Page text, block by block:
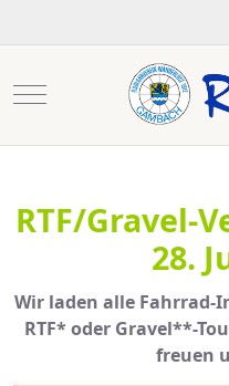
Mobile Menu Toggle
RTF/Gravel-
28.
Wir laden alle Fahrrad-
RTF* oder Gravel**-
freuen